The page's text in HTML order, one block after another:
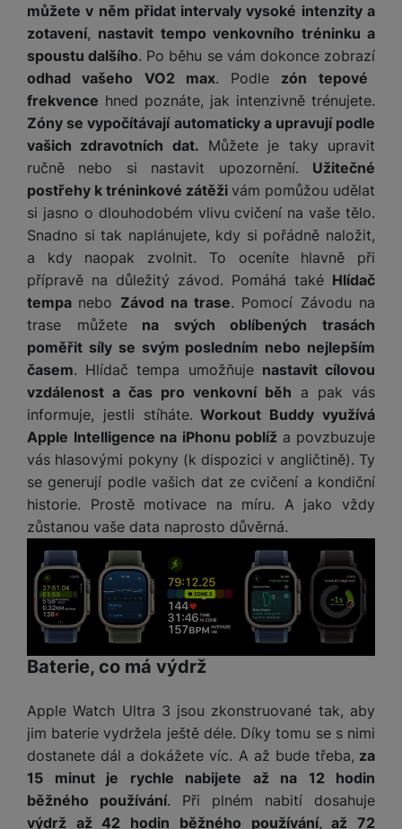
v
e
r
t
o
r
B
a
t
e
ri
n
a
p
á
j
e
c
a
d
a
p
é
y
M
ik
f
o
n
y
é
n
a
b
e
č
k
y
(
2
V
)
N
a
b
e
cí
s
t
oj
á
k
y
P
a
d
ří
sl
u
š
e
n
p
r
o
A
p
pl
e
W
a
t
c
h
ří
sl
u
š
e
n
st
ví
r
o
M
a
c
s
k
y
E
x
t
e
r
n
H
D
D
d
is
k
y
E
x
t
e
r
S
S
D
d
is
k
y
S
D
k
y
P
v
í
k
d
o
m
c
í
m
s
p
o
t
e
b
i
č
ů
m
P
s
u
š
e
n
s
t
í
p
r
o
l
e
P
ř
u
s
v
o
u
t
y
N
a
b
íj
e
č
L
o
k
o
r
y
P
ří
s
l
u
š
e
s
v
í
p
r
s
o
t
ř
e
b
můžete v něm přidat intervaly vysoké intenzity a
zotavení, nastavit tempo venkovního tréninku a
spoustu dalšího. Po běhu se vám dokonce zobrazí
odhad vašeho VO2 max. Podle zón tepové
frekvence hned poznáte, jak intenzivně trénujete.
Zóny se vypočítávají automaticky a upravují podle
vašich zdravotních dat. Můžete je taky upravit
ručně nebo si nastavit upozornění. Užitečné
postřehy k tréninkové zátěži vám pomůžou udělat
si jasno o dlouhodobém vlivu cvičení na vaše tělo.
Snadno si tak naplánujete, kdy si pořádně naložit,
a kdy naopak zvolnit. To oceníte hlavně při
přípravě na důležitý závod. Pomáhá také Hlídač
tempa nebo Závod na trase. Pomocí Závodu na
trase můžetena svých oblíbených trasách
poměřit síly se svým posledním nebo nejlepším
časem. Hlídač tempa umožňuje nastavit cílovou
vzdálenost a čas pro venkovní běh a pak vás
informuje, jestli stíháte. Workout Buddy využívá
Apple Intelligence na iPhonu poblíž a povzbuzuje
vás hlasovými pokyny (k dispozici v angličtině). Ty
se generují podle vašich dat ze cvičení a kondiční
historie. Prostě motivace na míru. A jako vždy
zůstanou vaše data naprosto důvěrná.
Baterie, co má výdrž
Apple Watch Ultra 3 jsou zkonstruované tak, aby
jim baterie vydržela ještě déle. Díky tomu se s nimi
dostanete dál a dokážete víc. A až bude třeba, za
15 minut je rychle nabijete až na 12 hodin
běžného používání. Při plném nabití dosahuje
výdrž až 42 hodin běžného používání, až 72